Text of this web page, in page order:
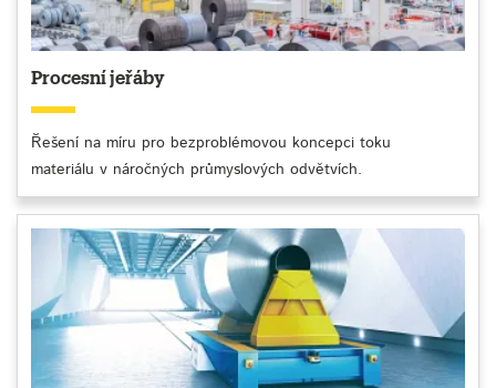
Procesní jeřáby
Řešení na míru pro bezproblémovou koncepci toku
materiálu v náročných průmyslových odvětvích.